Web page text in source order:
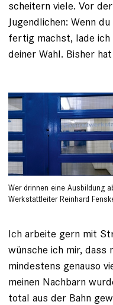
scheitern viele. Vor
Jugendlichen: Wenn
fertig machst, lade ich
deiner Wahl. Bisher
Wer drinnen eine Ausbildung
Werkstatt­leiter Reinhard
Ich arbeite gern mit
wünsche ich mir, dass
mindes­tens genauso
meinen Nachbarn
total aus der Bahn